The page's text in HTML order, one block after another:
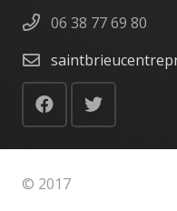
06 38 77 69 80
© 2017